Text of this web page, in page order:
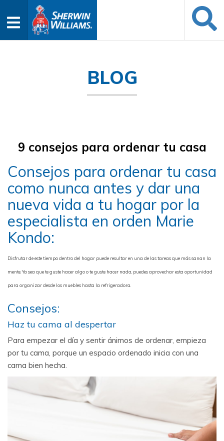
BLOG
9 consejos para ordenar tu casa
Consejos para ordenar tu casa
como nunca antes y dar una
nueva vida a tu hogar por la
especialista en orden Marie
Kondo:
Disfrutar de este tiempo dentro del hogar puede resultar en una de las tareas que más sanan la
mente. Ya sea que te guste hacer algo o te guste hacer nada, puedes aprovechar esta oportunidad
para organizar desde los muebles hasta la refrigeradora.
Consejos:
Haz tu cama al despertar
Para empezar el día y sentir ánimos de ordenar, empieza
por tu cama, porque un espacio ordenado inicia con una
cama bien hecha.